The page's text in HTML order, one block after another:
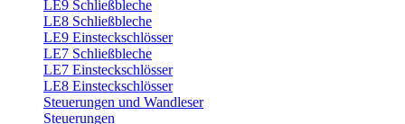
LE9 Schließbleche
LE8 Schließbleche
LE9 Einsteckschlösser
LE7 Schließbleche
LE7 Einsteckschlösser
LE8 Einsteckschlösser
Steuerungen und Wandleser
Steuerungen